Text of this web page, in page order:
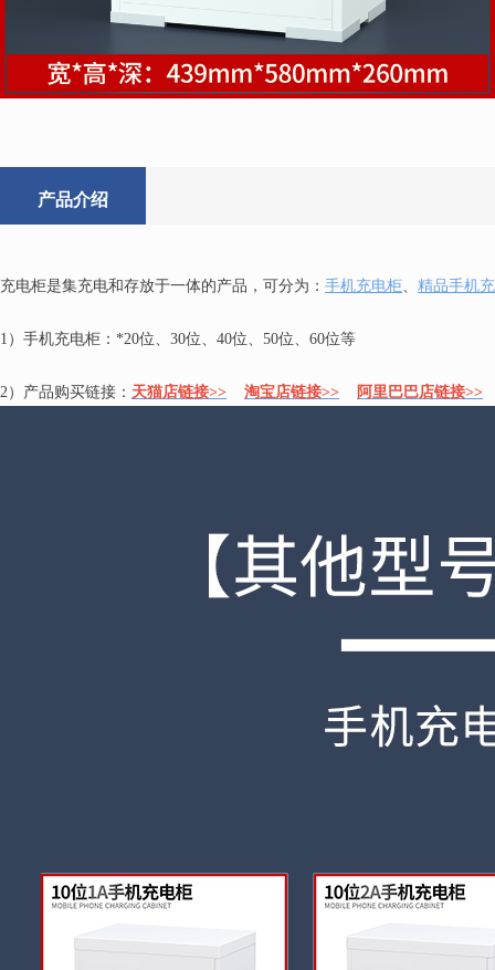
产品介绍
充电柜是集充电和存放于一体的产品，可分为： 手机充电柜、 精品手机
1）手机充电柜：*20位、30位、40位、50位、60位等
2）产品购买链接： 天猫店链接>> 淘宝店链接>> 阿里巴巴店链接>>